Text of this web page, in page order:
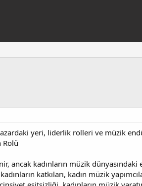
yeri, liderlik rolleri ve müzik
Rolü
ancak kadınların müzik
katkıları, kadın müzik